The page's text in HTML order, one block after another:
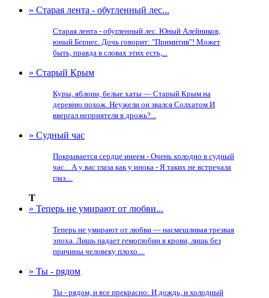
» Старая лента - обугленный лес...
Старая лента - обугленный лес. Юный Алейников,
юный Бернес. Дочь говорит: "Примитив"! Может
быть, правда в словах этих есть,...
» Старый Крым
Куры, яблони, белые хаты — Старый Крым на
деревню похож. Неужели он звался Солхатом И
ввергал неприятеля в дрожь?...
» Судный час
Покрывается сердце инеем - Очень холодно в судный
час... А у вас глаза как у инока - Я таких не встречала
глаз....
Т
» Теперь не умирают от любви...
Теперь не умирают от любви — насмешливая трезвая
эпоха. Лишь падает гемоглобин в крови, лишь без
причины человеку плохо....
» Ты - рядом
Ты - рядом, и все прекрасно: И дождь, и холодный